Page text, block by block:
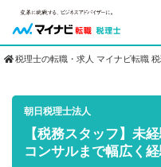
転職お役立ち情
税理士の転職・求人 マイナビ転職
朝日税理士法人
【税務スタッフ】未
コンサルまで幅広く経